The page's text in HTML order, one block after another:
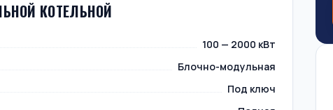
КОТЕЛЬНОЙ
100 — 2000 кВт
Блочно-модульная
Под ключ